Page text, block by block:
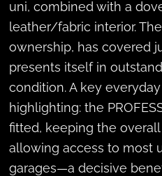
uni, combined with a
leather/fabric interior.
ownership, has covered
presents itself in
condition. A key
highlighting: the
fitted, keeping the
allowing access to most
garages—a decisive